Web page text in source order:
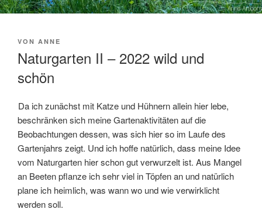
VERÖFFENTLICHT
VON ANNE
Naturgarten II – 2022 wild und
schön
Da ich zunächst mit Katze und Hühnern allein hier lebe,
beschränken sich meine Gartenaktivitäten auf die
Beobachtungen dessen, was sich hier so im Laufe des
Gartenjahrs zeigt. Und ich hoffe natürlich, dass meine Idee
vom Naturgarten hier schon gut verwurzelt ist. Aus Mangel
an Beeten pflanze ich sehr viel in Töpfen an und natürlich
plane ich heimlich, was wann wo und wie verwirklicht
werden soll.